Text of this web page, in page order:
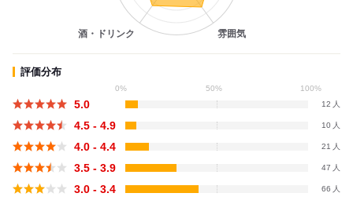
雰囲気
酒・ドリンク
評価分布
0% 50% 100%
5.0 12
4.5 - 4.9 10
4.0 - 4.4 21
3.5 - 3.9 47
3.0 - 3.4 66